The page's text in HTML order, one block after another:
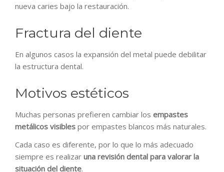
nueva caries bajo la restauración.
Fractura del diente
En algunos casos la expansión del metal puede debilitar
la estructura dental.
Motivos estéticos
Muchas personas prefieren cambiar los empastes
metálicos visibles por empastes blancos más naturales.
Cada caso es diferente, por lo que lo más adecuado
siempre es realizar una revisión dental para valorar la
situación del diente.